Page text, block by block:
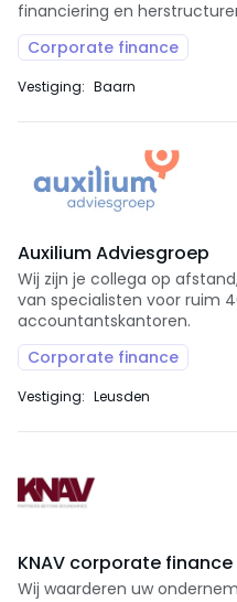
financiering en
Corporate finance
Vestiging: Baarn
Auxilium Adviesgroep
Wij zijn je collega op
van specialisten voor ruim
accountantskantoren.
Corporate finance
Vestiging: Leusden
KNAV corporate finance
Wij waarderen uw